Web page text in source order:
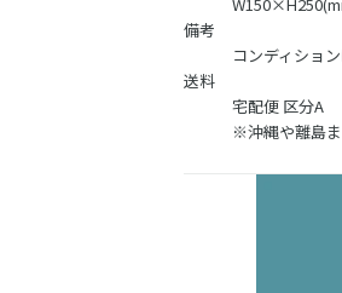
備考
コンディショ
送料
宅配便 区分A
※沖縄や離島ま